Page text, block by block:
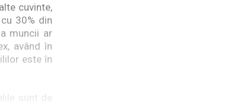
cuvinte,
30% din
muncii ar
având în
este în
sunt de